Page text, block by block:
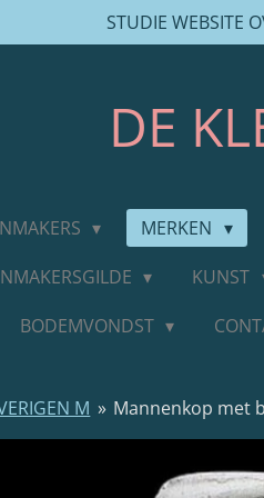
STUDIE WEBSITE
DE
MERKEN
KUNST
BODEMVONDST
M » Mannenkop met